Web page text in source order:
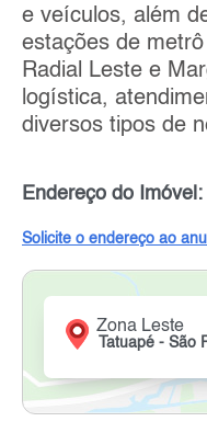
e veículos, além
estações de
Radial Leste e
logística,
diversos tipos de
Endereço do Imóvel:
Solicite o endereço ao
Zona Leste
Tatuapé - São